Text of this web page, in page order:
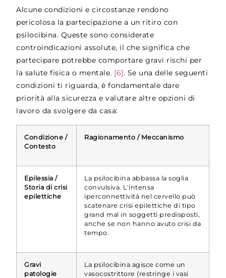
Alcune condizioni e circostanze rendono
pericolosa la partecipazione a un ritiro con
psilocibina. Queste sono considerate
controindicazioni assolute, il che significa che
partecipare potrebbe comportare gravi rischi per
la salute fisica o mentale. [6]. Se una delle seguenti
condizioni ti riguarda, è fondamentale dare
priorità alla sicurezza e valutare altre opzioni di
lavoro da svolgere da casa:
Condizione /
Contesto
Ragionamento / Meccanismo
Epilessia /
Storia di crisi
epilettiche
La psilocibina abbassa la soglia
convulsiva. L'intensa
iperconnettività nel cervello può
scatenare crisi epilettiche di tipo
grand mal in soggetti predisposti,
anche se non hanno avuto crisi da
tempo.
Gravi
patologie
La psilocibina agisce come un
vasocostrittore (restringe i vasi